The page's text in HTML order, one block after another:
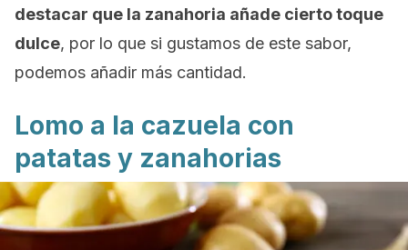
destacar que la zanahoria añade cierto toque
dulce, por lo que si gustamos de este sabor,
podemos añadir más cantidad.
Lomo a la cazuela con
patatas y zanahorias